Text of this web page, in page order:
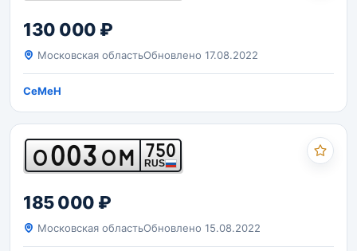
130 000 ₽
Московская областьОбновлено 17.08.2022
CeMeH
О003ОМ 750
RUS
185 000 ₽
Московская областьОбновлено 15.08.2022